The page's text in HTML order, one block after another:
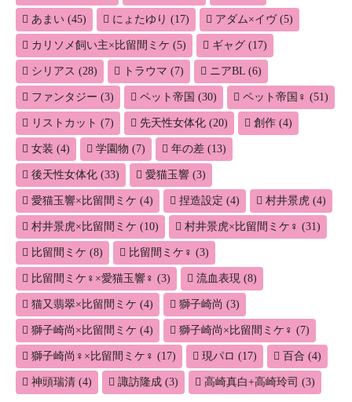
あまい (45) にょたゆり (17) アダム×イヴ(5)
カリソメ飼い主×比留間ミケ (5) ギャグ (17)
シリアス (28) トラウマ (7) ニアBL (6)
ファンタジー (3) ペット帝国 (30) ペット帝国♀ (51)
リストカット (7) 先天性女体化 (20) 創作 (4)
女装 (4) 学園物 (7) 年の差 (13)
後天性女体化 (33) 愛猫玉響 (3)
愛猫玉響×比留間ミケ (4) 捏造設定 (4) 村井景虎 (4)
村井景虎×比留間ミケ (10) 村井景虎×比留間ミケ♀ (31)
比留間ミケ (8) 比留間ミケ♀ (3)
比留間ミケ♀×愛猫玉響♀ (3) 流血表現 (8)
猫又翡翠×比留間ミケ (4) 獅子崎尚 (3)
獅子崎尚×比留間ミケ (4) 獅子崎尚×比留間ミケ♀ (7)
獅子崎尚♀×比留間ミケ♀ (17) 現パロ (17) 百合 (4)
神頭瑞清 (4) 諏訪隆成 (3) 高崎真白+高崎玲司 (3)